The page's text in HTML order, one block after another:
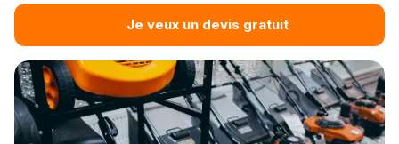
Je veux un devis gratuit